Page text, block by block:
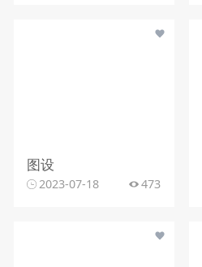
图设
2023-07-18 473